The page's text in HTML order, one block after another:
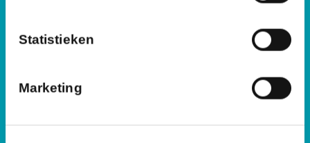
Statistieken
Marketing
Vacatures
Inlogs
Springnet